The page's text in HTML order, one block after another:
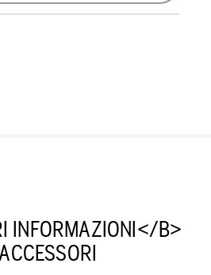
INFORMAZIONI</B>